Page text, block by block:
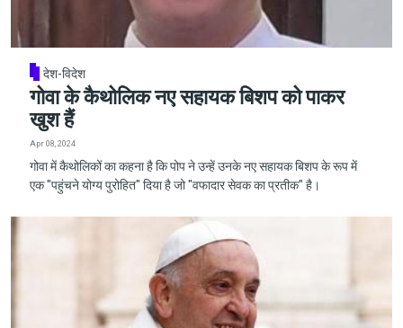
देश-विदेश
गोवा के कैथोलिक नए सहायक बिशप को पाकर
खुश हैं
Apr 08, 2024
गोवा में कैथोलिकों का कहना है कि पोप ने उन्हें उनके नए सहायक बिशप के रूप में
एक "पहुंचने योग्य पुरोहित" दिया है जो "वफादार सेवक का प्रतीक" है।